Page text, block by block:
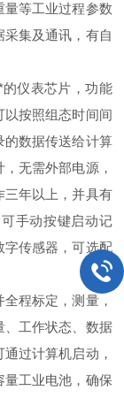
量等工业过程参数
集及通讯，有自
仪表芯片，功能
以按照组态时间间
的数据传送给计算
无需外部电源，
三年以上，并具有
手动按键启动记
字传感器，可选配
程标定，测量，
、工作状态、数据
过计算机启动，
量工业电池，确保